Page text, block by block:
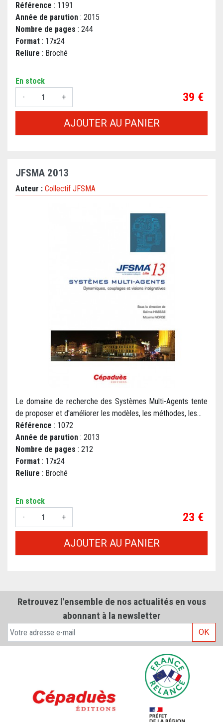
Référence : 1191
Année de parution : 2015
Nombre de pages : 244
Format : 17x24
Reliure : Broché
En stock
-
+ Prix
39 €
AJOUTER AU PANIER
JFSMA 2013
Auteur : Collectif JFSMA
Le domaine de recherche des Systèmes Multi-Agents tente
de proposer et d'améliorer les modèles, les méthodes, les...
Référence : 1072
Année de parution : 2013
Nombre de pages : 212
Format : 17x24
Reliure : Broché
En stock
-
+ Prix
23 €
AJOUTER AU PANIER
Retrouvez l'ensemble de nos actualités en vous
abonnant à la newsletter
OK